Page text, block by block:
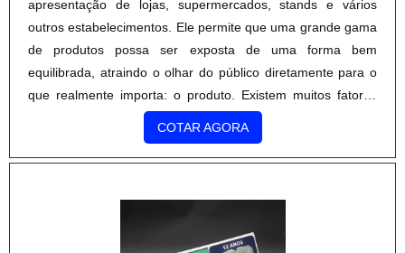
apresentação de lojas, supermercados, stands e vários
outros estabelecimentos. Ele permite que uma grande gama
de produtos possa ser exposta de uma forma bem
equilibrada, atraindo o olhar do público diretamente para o
que realmente importa: o produto. Existem muitos fatores
que influenciam na decisão final de compra. Grande parte
destes fatores está relacionado com o ambiente como um
todo, e .
COTAR AGORA